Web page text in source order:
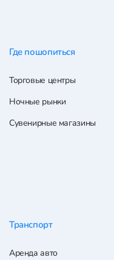
Где пошопиться
Торговые центры
Ночные рынки
Сувенирные магазины
Транспорт
Аренда авто